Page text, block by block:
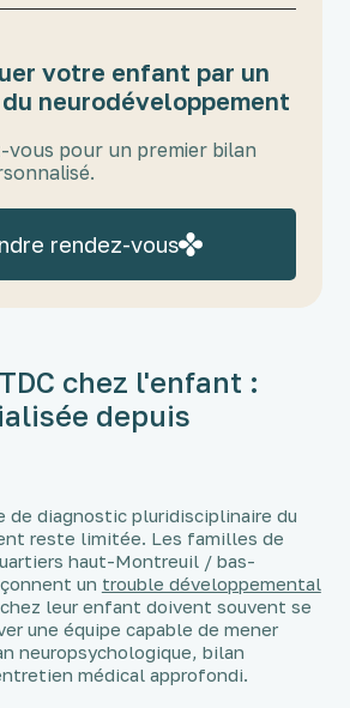
votre enfant par un
neurodéveloppement
vous pour un premier bilan
rendez-vous
chez l'enfant :
depuis
diagnostic pluridisciplinaire du
reste limitée. Les familles de
haut-Montreuil / bas-
un trouble développemental
chez leur enfant doivent souvent se
une équipe capable de mener
neuropsychologique, bilan
médical approfondi.